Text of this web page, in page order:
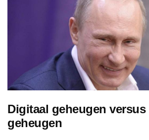
Digitaal geheugen
geheugen